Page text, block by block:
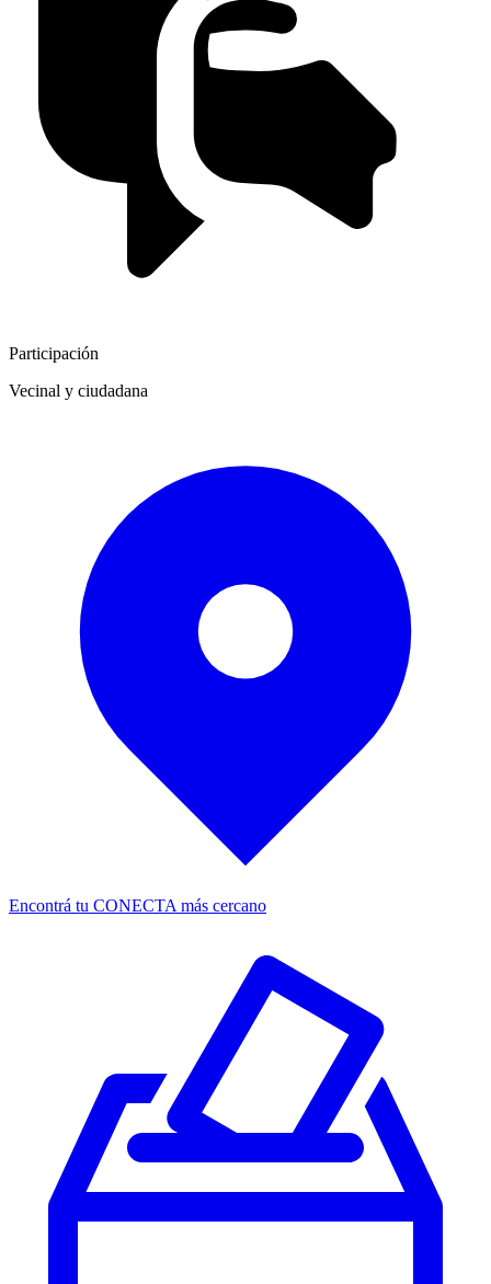
Participación
Vecinal y ciudadana
Encontrá tu CONECTA más cercano